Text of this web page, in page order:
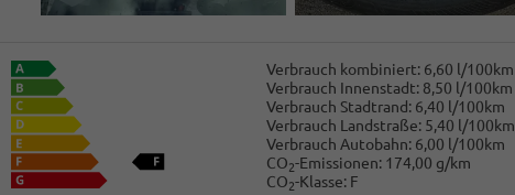
Verbrauch kombiniert: 6,60 l/100km
Verbrauch Innenstadt: 8,50 l/100km
Verbrauch Stadtrand: 6,40 l/100km
Verbrauch Landstraße: 5,40 l/100km
Verbrauch Autobahn: 6,00 l/100km
CO2-Emissionen: 174,00 g/km
CO2-Klasse: F